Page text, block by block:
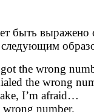
выражено
wrong
the wrong
I’m afraid…
number.